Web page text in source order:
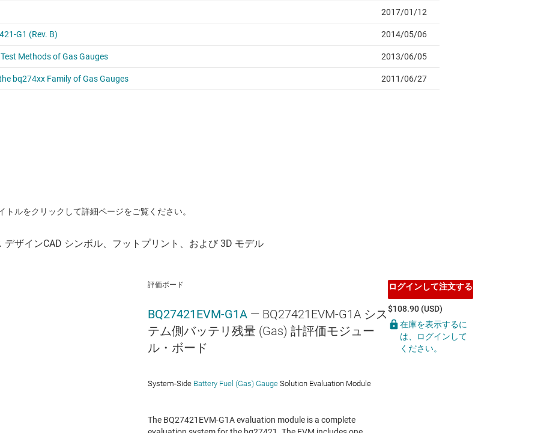
ルをクリックして詳細ページをご覧ください。
評価ボード
BQ27421EVM-G1A — BQ27421EVM-G1A シス
テム側バッテリ残量 (Gas) 計評価モジュー
ル・ボード
System-Side Battery Fuel (Gas) Gauge Solution Evaluation Module
The BQ27421EVM-G1A evaluation module is a complete
ログインして注文する
$108.90 (USD)
在庫を表示するに
は、ログインして
ください。